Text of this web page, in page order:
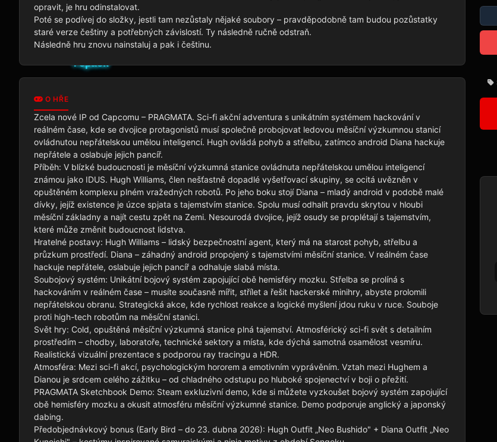
opravit, je hru odinstalovat.
Poté se podívej do složky, jestli tam nezůstaly nějaké soubory – pravděpodobně tam budou pozůstatky
staré verze češtiny a potřebných závislostí. Ty následně ručně odstraň.
Následně hru znovu nainstaluj a pak i češtinu.
O HŘE
Zcela nové IP od Capcomu – PRAGMATA. Sci-fi akční adventura s unikátním systémem hackování v
reálném čase, kde se dvojice protagonistů musí společně probojovat ledovou měsíční výzkumnou stanicí
ovládnutou nepřátelskou umělou inteligencí. Hugh ovládá pohyb a střelbu, zatímco android Diana hackuje
nepřátele a oslabuje jejich pancíř.
Příběh: V blízké budoucnosti je měsíční výzkumná stanice ovládnuta nepřátelskou umělou inteligencí
známou jako IDUS. Hugh Williams, člen nešťastně dopadlé vyšetřovací skupiny, se ocitá uvězněn v
opuštěném komplexu plném vražedných robotů. Po jeho boku stojí Diana – mladý android v podobě malé
dívky, jejíž existence je úzce spjata s tajemstvím stanice. Spolu musí odhalit pravdu skrytou v hloubi
měsíční základny a najít cestu zpět na Zemi. Nesourodá dvojice, jejíž osudy se proplétají s tajemstvím,
které může změnit budoucnost lidstva.
Hratelné postavy: Hugh Williams – lidský bezpečnostní agent, který má na starost pohyb, střelbu a
průzkum prostředí. Diana – záhadný android propojený s tajemstvími měsíční stanice. V reálném čase
hackuje nepřátele, oslabuje jejich pancíř a odhaluje slabá místa.
Soubojový systém: Unikátní bojový systém zapojující obě hemisféry mozku. Střelba se prolíná s
hackováním v reálném čase – musíte současně mířit, střílet a řešit hackerské minihry, abyste prolomili
nepřátelskou obranu. Strategická akce, kde rychlost reakce a logické myšlení jdou ruku v ruce. Souboje
proti high-tech robotům na měsíční stanici.
Svět hry: Cold, opuštěná měsíční výzkumná stanice plná tajemství. Atmosférický sci-fi svět s detailním
prostředím – chodby, laboratoře, technické sektory a místa, kde dýchá samotná osamělost vesmíru.
Realistická vizuální prezentace s podporou ray tracingu a HDR.
Atmosféra: Mezi sci-fi akcí, psychologickým hororem a emotivním vyprávěním. Vztah mezi Hughem a
Dianou je srdcem celého zážitku – od chladného odstupu po hluboké spojenectví v boji o přežití.
PRAGMATA Sketchbook Demo: Steam exkluzivní demo, kde si můžete vyzkoušet bojový systém zapojující
obě hemisféry mozku a okusit atmosféru měsíční výzkumné stanice. Demo podporuje anglický a japonský
dabing.
Předobjednávkový bonus (Early Bird – do 23. dubna 2026): Hugh Outfit „Neo Bushido" + Diana Outfit „Neo